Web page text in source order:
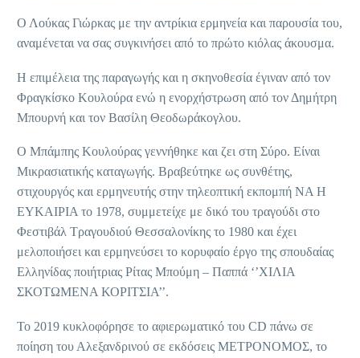
Ο Λούκας Γιώρκας με την αντρίκια ερμηνεία και παρουσία του,
αναμένεται να σας συγκινήσει από το πρώτο κιόλας άκουσμα.
Η επιμέλεια της παραγωγής και η σκηνοθεσία έγιναν από τον
Φραγκίσκο Κουλούρα ενώ η ενορχήστρωση από τον Δημήτρη
Μπουρνή και τον Βασίλη Θεοδωράκογλου.
O Μπάμπης Κουλούρας γεννήθηκε και ζει στη Σύρο. Είναι
Μικρασιατικής καταγωγής. Βραβεύτηκε ως συνθέτης,
στιχουργός και ερμηνευτής στην τηλεοπτική εκπομπή ΝΑ Η
ΕΥΚΑΙΡΙΑ το 1978, συμμετείχε με δικό του τραγούδι στο
Φεστιβάλ Τραγουδιού Θεσσαλονίκης το 1980 και έχει
μελοποιήσει και ερμηνεύσει το κορυφαίο έργο της σπουδαίας
Ελληνίδας ποιήτριας Ρίτας Μπούμη – Παππά ‘’ΧΙΛΙΑ
ΣΚΟΤΩΜΕΝΑ ΚΟΡΙΤΣΙΑ’’.
Το 2019 κυκλοφόρησε το αφιερωματικό του CD πάνω σε
ποίηση του Αλεξανδρινού σε εκδόσεις ΜΕΤΡΟΝΟΜΟΣ, το